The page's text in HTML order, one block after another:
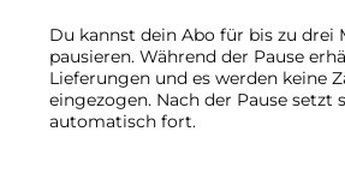
Du kannst dein Abo für bis zu drei
pausieren. Während der Pause
Lieferungen und es werden keine
eingezogen. Nach der Pause setzt
automatisch fort.